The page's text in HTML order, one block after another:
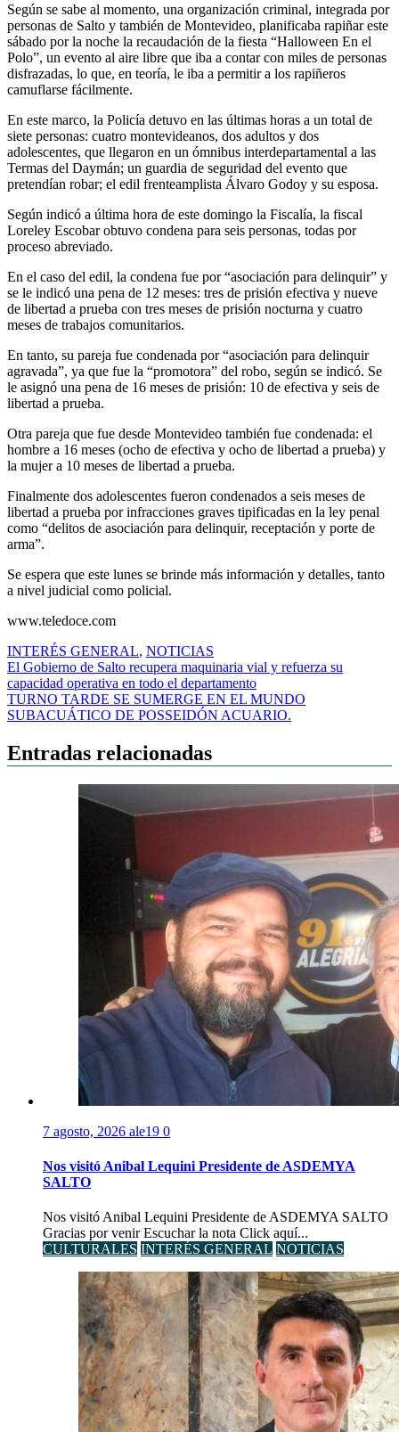
Según se sabe al momento, una organización criminal, integrada por
personas de Salto y también de Montevideo, planificaba rapiñar este
sábado por la noche la recaudación de la fiesta “Halloween En el
Polo”, un evento al aire libre que iba a contar con miles de personas
disfrazadas, lo que, en teoría, le iba a permitir a los rapiñeros
camuflarse fácilmente.
En este marco, la Policía detuvo en las últimas horas a un total de
siete personas: cuatro montevideanos, dos adultos y dos
adolescentes, que llegaron en un ómnibus interdepartamental a las
Termas del Daymán; un guardia de seguridad del evento que
pretendían robar; el edil frenteamplista Álvaro Godoy y su esposa.
Según indicó a última hora de este domingo la Fiscalía, la fiscal
Loreley Escobar obtuvo condena para seis personas, todas por
proceso abreviado.
En el caso del edil, la condena fue por “asociación para delinquir” y
se le indicó una pena de 12 meses: tres de prisión efectiva y nueve
de libertad a prueba con tres meses de prisión nocturna y cuatro
meses de trabajos comunitarios.
En tanto, su pareja fue condenada por “asociación para delinquir
agravada”, ya que fue la “promotora” del robo, según se indicó. Se
le asignó una pena de 16 meses de prisión: 10 de efectiva y seis de
libertad a prueba.
Otra pareja que fue desde Montevideo también fue condenada: el
hombre a 16 meses (ocho de efectiva y ocho de libertad a prueba) y
la mujer a 10 meses de libertad a prueba.
Finalmente dos adolescentes fueron condenados a seis meses de
libertad a prueba por infracciones graves tipificadas en la ley penal
como “delitos de asociación para delinquir, receptación y porte de
arma”.
Se espera que este lunes se brinde más información y detalles, tanto
a nivel judicial como policial.
www.teledoce.com
INTERÉS GENERAL, NOTICIAS
Navegación
de
entradas
El Gobierno de Salto recupera maquinaria vial y refuerza su
capacidad operativa en todo el departamento
TURNO TARDE SE SUMERGE EN EL MUNDO
SUBACUÁTICO DE POSSEIDÓN ACUARIO.
Entradas relacionadas
7 agosto, 2026 ale19 0
Nos visitó Anibal Lequini Presidente de ASDEMYA
SALTO
Nos visitó Anibal Lequini Presidente de ASDEMYA SALTO
Gracias por venir Escuchar la nota Click aquí...
CULTURALES INTERÉS GENERAL NOTICIAS